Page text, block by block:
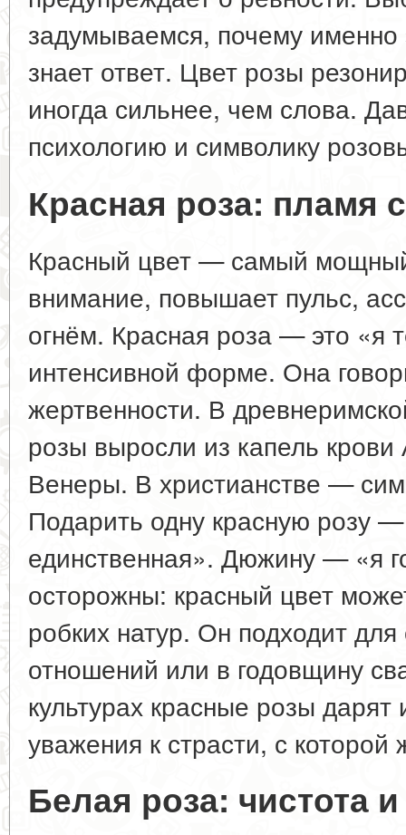
задумываемся, почему
знает ответ. Цвет розы
иногда сильнее, чем слова.
психологию и символику
Красная роза: пламя
Красный цвет — самый
внимание, повышает пульс,
огнём. Красная роза — это «я
интенсивной форме. Она
жертвенности. В
розы выросли из капель
Венеры. В христианстве —
Подарить одну красную розу
единственная». Дюжину — «я
осторожны: красный цвет
робких натур. Он подходит
отношений или в годовщину
культурах красные розы дарят
уважения к страсти, с
Белая роза: чистота